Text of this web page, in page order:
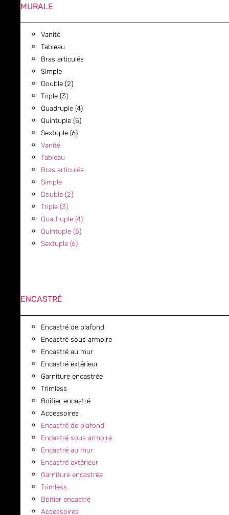
MURALE
Vanité
Tableau
Bras articulés
Simple
Double (2)
Triple (3)
Quadruple (4)
Quintuple (5)
Sextuple (6)
Vanité
Tableau
Bras articulés
Simple
Double (2)
Triple (3)
Quadruple (4)
Quintuple (5)
Sextuple (6)
ENCASTRÉ
Encastré de plafond
Encastré sous armoire
Encastré au mur
Encastré extérieur
Garniture encastrée
Trimless
Boitier encastré
Accessoires
Encastré de plafond
Encastré sous armoire
Encastré au mur
Encastré extérieur
Garniture encastrée
Trimless
Boitier encastré
Accessoires